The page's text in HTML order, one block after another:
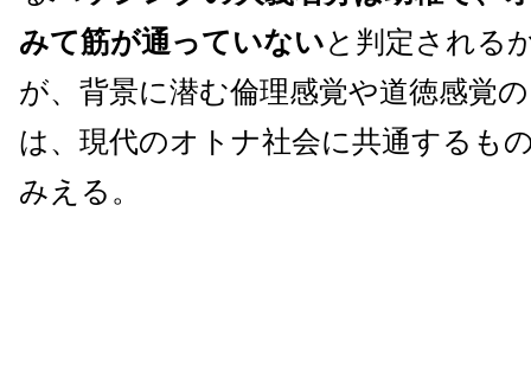
みて筋が通っていないと判定される
が、背景に潜む倫理感覚や道徳感覚
は、現代のオトナ社会に共通するも
みえる。